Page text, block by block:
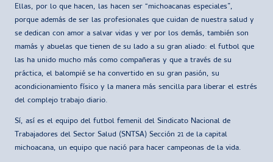
Ellas, por lo que hacen, las hacen ser “michoacanas especiales”,
porque además de ser las profesionales que cuidan de nuestra salud y
se dedican con amor a salvar vidas y ver por los demás, también son
mamás y abuelas que tienen de su lado a su gran aliado: el futbol que
las ha unido mucho más como compañeras y que a través de su
práctica, el balompié se ha convertido en su gran pasión, su
acondicionamiento físico y la manera más sencilla para liberar el estrés
del complejo trabajo diario.
Sí, así es el equipo del futbol femenil del Sindicato Nacional de
Trabajadores del Sector Salud (SNTSA) Sección 21 de la capital
michoacana, un equipo que nació para hacer campeonas de la vida.